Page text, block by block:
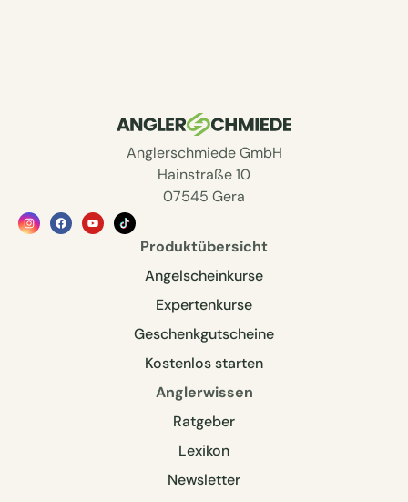
Anglerschmiede GmbH
Hainstraße 10
07545 Gera
Produktübersicht
Angelscheinkurse
Expertenkurse
Geschenkgutscheine
Kostenlos starten
Anglerwissen
Ratgeber
Lexikon
Newsletter